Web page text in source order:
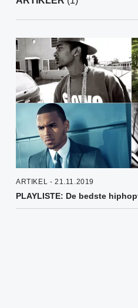
ARTIKEL - 21.11.2019
PLAYLISTE: De bedste